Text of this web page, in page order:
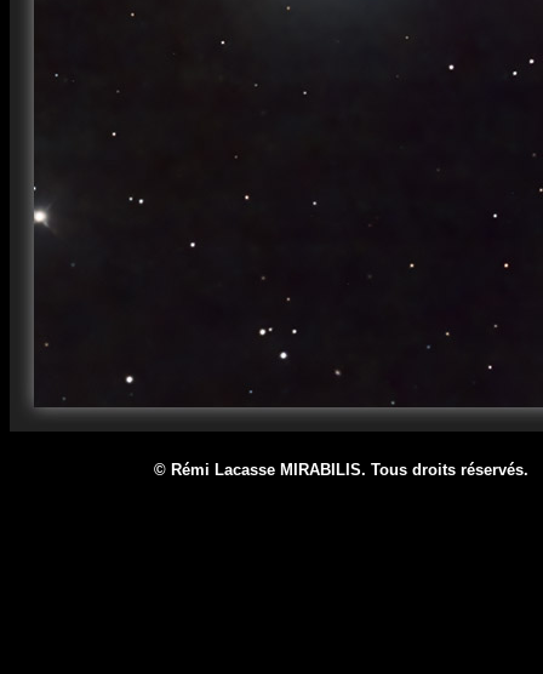
© Rémi Lacasse MIRABILIS. Tous droits